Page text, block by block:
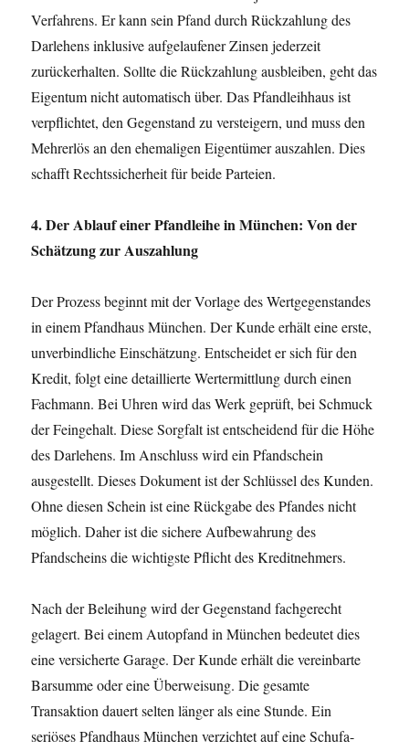
Verfahrens. Er kann sein Pfand durch Rückzahlung des
Darlehens inklusive aufgelaufener Zinsen jederzeit
zurückerhalten. Sollte die Rückzahlung ausbleiben, geht das
Eigentum nicht automatisch über. Das Pfandleihhaus ist
verpflichtet, den Gegenstand zu versteigern, und muss den
Mehrerlös an den ehemaligen Eigentümer auszahlen. Dies
schafft Rechtssicherheit für beide Parteien.
4. Der Ablauf einer Pfandleihe in München: Von der
Schätzung zur Auszahlung
Der Prozess beginnt mit der Vorlage des Wertgegenstandes
in einem Pfandhaus München. Der Kunde erhält eine erste,
unverbindliche Einschätzung. Entscheidet er sich für den
Kredit, folgt eine detaillierte Wertermittlung durch einen
Fachmann. Bei Uhren wird das Werk geprüft, bei Schmuck
der Feingehalt. Diese Sorgfalt ist entscheidend für die Höhe
des Darlehens. Im Anschluss wird ein Pfandschein
ausgestellt. Dieses Dokument ist der Schlüssel des Kunden.
Ohne diesen Schein ist eine Rückgabe des Pfandes nicht
möglich. Daher ist die sichere Aufbewahrung des
Pfandscheins die wichtigste Pflicht des Kreditnehmers.
Nach der Beleihung wird der Gegenstand fachgerecht
gelagert. Bei einem Autopfand in München bedeutet dies
eine versicherte Garage. Der Kunde erhält die vereinbarte
Barsumme oder eine Überweisung. Die gesamte
Transaktion dauert selten länger als eine Stunde. Ein
seriöses Pfandhaus München verzichtet auf eine Schufa-